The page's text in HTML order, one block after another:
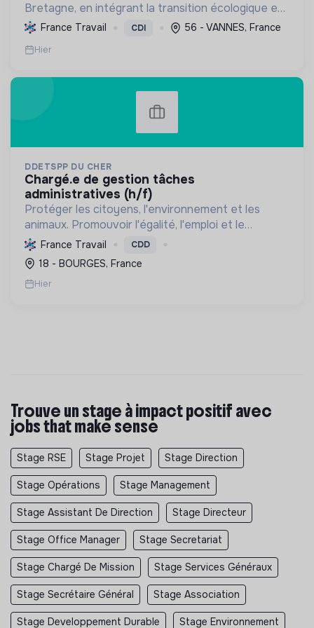
Bretagne, en intégrant la transition écologique et
sociale par une planification résiliente, des achats
durables et le soutien à l'économie verte.
France Travail CDI 56 - VANNES, France
Hier
DDETSPP DU CHER
chargé.e de gestion tâches
administratives (h/f)
Protéger les citoyens, l'environnement et les
animaux. Promouvoir l'égalité, l'emploi et le
développement durable des territoires par le
déploiement de politiques publiques essentielles.
France Travail CDD
18 - BOURGES, France
Hier
Trouve un stage à impact positif avec
jobs that make sense
Stage RSE Stage Projet Stage Direction
Stage Opérations Stage Management
Stage Assistant De Direction Stage Directeur
Stage Office Manager Stage Secretariat
Stage Chargé De Mission Stage Services Généraux
Stage Secrétaire Général Stage Association
Stage Developpement Durable Stage Environnement